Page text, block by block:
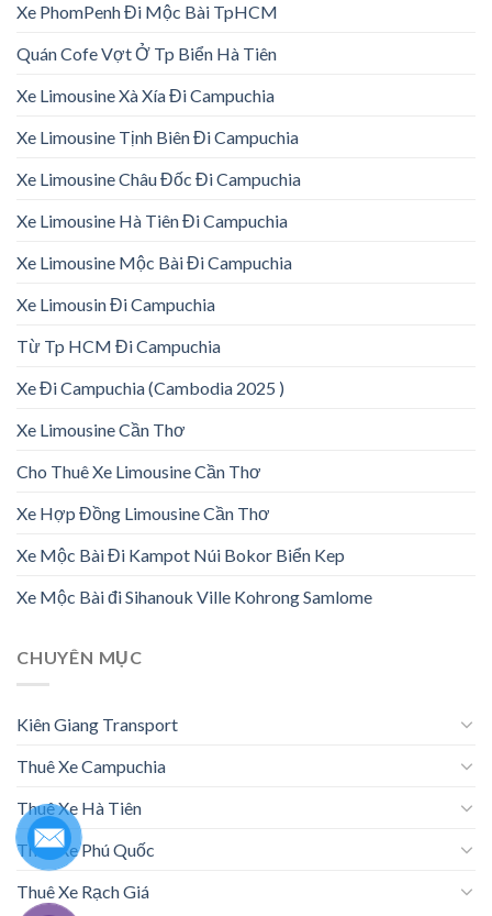
Xe PhomPenh Đi Mộc Bài TpHCM
Quán Cofe Vợt Ở Tp Biển Hà Tiên
Xe Limousine Xà Xía Đi Campuchia
Xe Limousine Tịnh Biên Đi Campuchia
Xe Limousine Châu Đốc Đi Campuchia
Xe Limousine Hà Tiên Đi Campuchia
Xe Limousine Mộc Bài Đi Campuchia
Xe Limousin Đi Campuchia
Từ Tp HCM Đi Campuchia
Xe Đi Campuchia (Cambodia 2025 )
Xe Limousine Cần Thơ
Cho Thuê Xe Limousine Cần Thơ
Xe Hợp Đồng Limousine Cần Thơ
Xe Mộc Bài Đi Kampot Núi Bokor Biển Kep
Xe Mộc Bài đi Sihanouk Ville Kohrong Samlome
CHUYÊN MỤC
Kiên Giang Transport
Thuê Xe Campuchia
Thuê Xe Hà Tiên
Thuê Xe Phú Quốc
Thuê Xe Rạch Giá